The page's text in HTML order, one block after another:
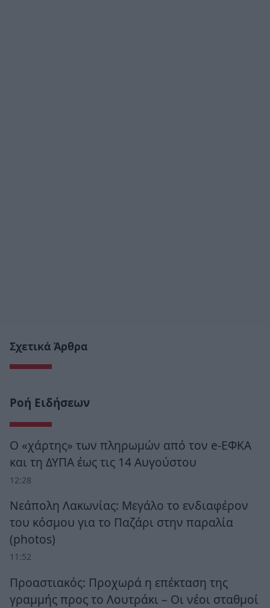
Σχετικά Άρθρα
Ροή Ειδήσεων
Ο «χάρτης» των πληρωμών από τον e-ΕΦΚΑ
και τη ΔΥΠΑ έως τις 14 Αυγούστου
12:28
Νεάπολη Λακωνίας: Μεγάλο το ενδιαφέρον
του κόσμου για το Παζάρι στην παραλία
(photos)
11:52
Προαστιακός: Προχωρά η επέκταση της
γραμμής προς το Λουτράκι – Οι νέοι σταθμοί